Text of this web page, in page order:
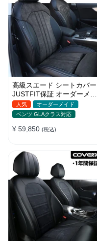
高級スエード シートカバー
JUSTFIT保証 オーダーメイ
ド ロゴ入り 耐摩耗性 全席セ
ット
人気
オーダーメイド
ベンツ GLAクラス対応
¥ 59,850 (税込)